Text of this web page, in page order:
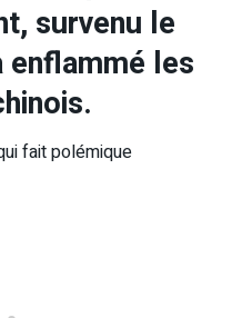
survenu le
enflammé les
fait polémique